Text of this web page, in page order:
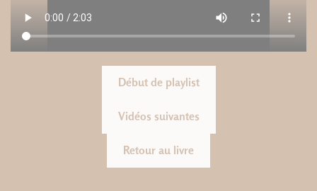
Début de playlist
Vidéos suivantes
Retour au livre